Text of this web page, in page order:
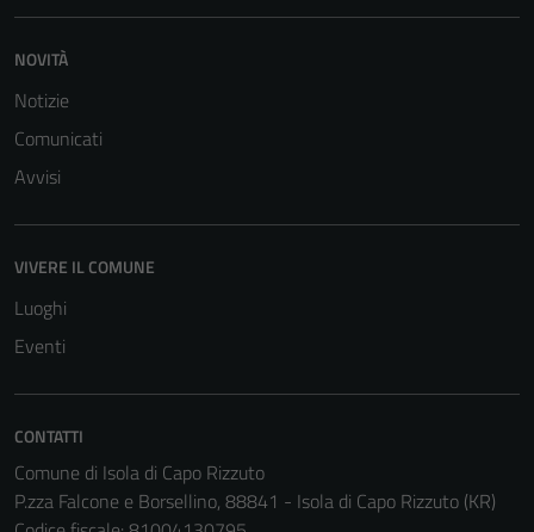
NOVITÀ
Notizie
Comunicati
Avvisi
VIVERE IL COMUNE
Luoghi
Eventi
CONTATTI
Comune di Isola di Capo Rizzuto
P.zza Falcone e Borsellino, 88841 - Isola di Capo Rizzuto (KR)